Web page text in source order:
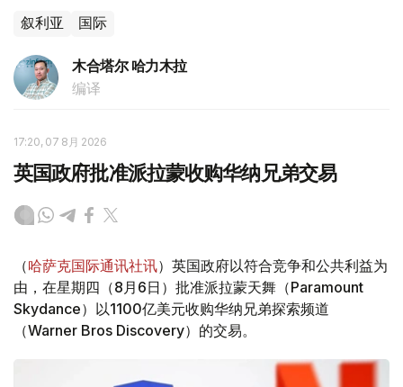
叙利亚 国际
木合塔尔 哈力木拉
编译
17:20, 07 8月 2026
英国政府批准派拉蒙收购华纳兄弟交易
（哈萨克国际通讯社讯）英国政府以符合竞争和公共利益为
由，在星期四（8月6日）批准派拉蒙天舞（Paramount
Skydance）以1100亿美元收购华纳兄弟探索频道
（Warner Bros Discovery）的交易。